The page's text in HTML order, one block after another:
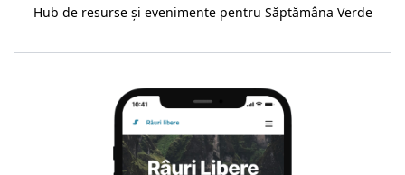
Hub de resurse și evenimente pentru Săptămâna Verde